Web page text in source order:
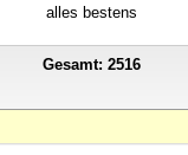
alles bestens
Gesamt: 2516